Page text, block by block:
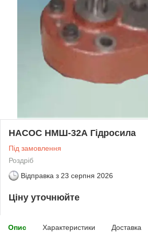
НАСОС НМШ-32А Гідросила
Під замовлення
Роздріб
Відправка з 23 серпня 2026
Ціну уточнюйте
Опис Характеристики Доставка